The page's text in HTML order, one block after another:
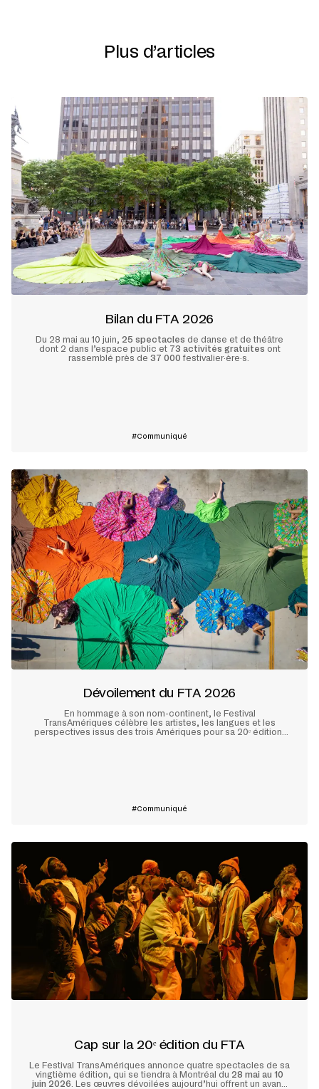
Plus d’articles
Bilan du FTA 2026
Du 28 mai au 10 juin, 25 spectacles de danse et de théâtre
dont 2 dans l’espace public et 73 activités gratuites ont
rassemblé près de 37 000 festivalier·ère·s.
Communiqué
Dévoilement du FTA 2026
En hommage à son nom-continent, le Festival
TransAmériques célèbre les artistes, les langues et les
perspectives issus des trois Amériques pour sa 20ᵉ édition,
Communiqué
Cap sur la 20ᵉ édition du FTA
Le Festival TransAmériques annonce quatre spectacles de sa
vingtième édition, qui se tiendra à Montréal du 28 mai au 10
juin 2026 . Les œuvres dévoilées aujourd’hui offrent un avant-